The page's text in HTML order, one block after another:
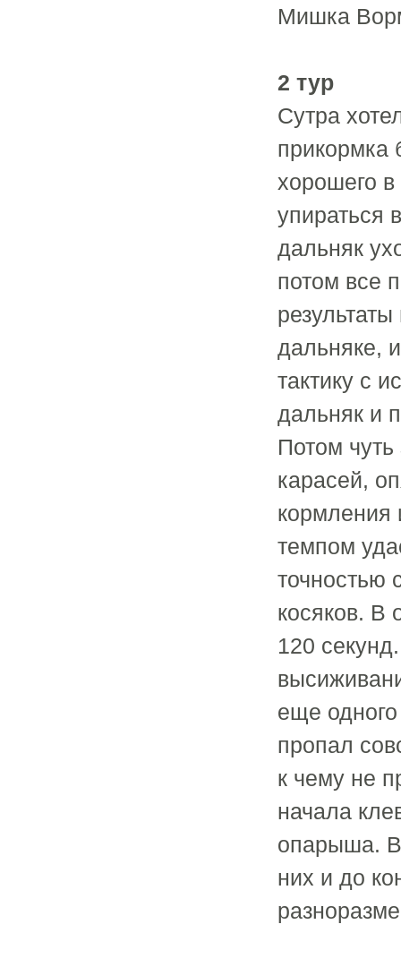
Мишка
2 тур
Сутра
прикормка
хорошего
упираться
дальняк
потом все
дальняке,
тактику с
дальняк и
Потом
карасей,
кормления
темпом
точностью
косяков. В
120
еще
пропал
к чему не
начала
опарыша. В
них и до